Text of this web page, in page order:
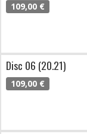
109,00 €
Disc 06 (20.21)
109,00 €